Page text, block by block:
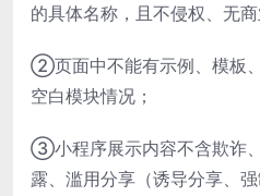
的具体名称，且不侵权、无商
②页面中不能有示例、模板
空白模块情况；
③小程序展示内容不含欺诈
露、滥用分享（诱导分享、